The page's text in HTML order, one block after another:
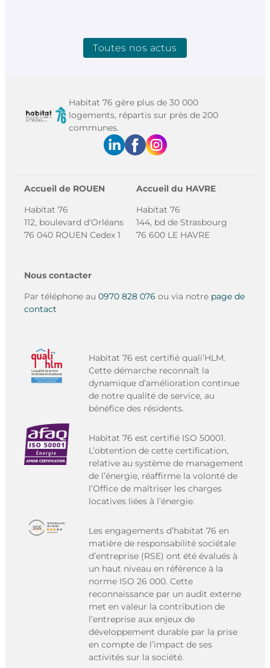
Toutes nos actus
Habitat 76 gère plus de 30 000
logements, répartis sur près de 200
communes.
Accueil de ROUEN
Habitat 76
112, boulevard d'Orléans
76 040 ROUEN Cedex 1
Accueil du HAVRE
Habitat 76
144, bd de Strasbourg
76 600 LE HAVRE
Nous contacter
Par téléphone au 0970 828 076 ou via notre page de
contact
Habitat 76 est certifié quali’HLM.
Cette démarche reconnaît la
dynamique d’amélioration continue
de notre qualité de service, au
bénéfice des résidents.
Habitat 76 est certifié ISO 50001.
L’obtention de cette certification,
relative au système de management
de l’énergie, réaffirme la volonté de
l’Office de maîtriser les charges
locatives liées à l’énergie.
Les engagements d’habitat 76 en
matière de responsabilité sociétale
d’entreprise (RSE) ont été évalués à
un haut niveau en référence à la
norme ISO 26 000. Cette
reconnaissance par un audit externe
met en valeur la contribution de
l’entreprise aux enjeux de
développement durable par la prise
en compte de l’impact de ses
activités sur la société.